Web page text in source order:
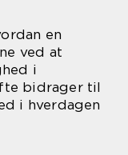
en
ved at
i
bidrager til
i hverdagen